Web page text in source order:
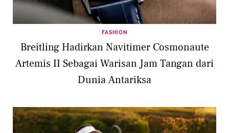
FASHION
Breitling Hadirkan Navitimer Cosmonaute
Artemis II Sebagai Warisan Jam Tangan dari
Dunia Antariksa